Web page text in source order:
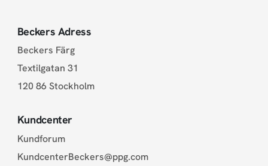
Beckers Adress
Beckers Färg
Textilgatan 31
120 86 Stockholm
Kundcenter
Kundforum
KundcenterBeckers@ppg.com